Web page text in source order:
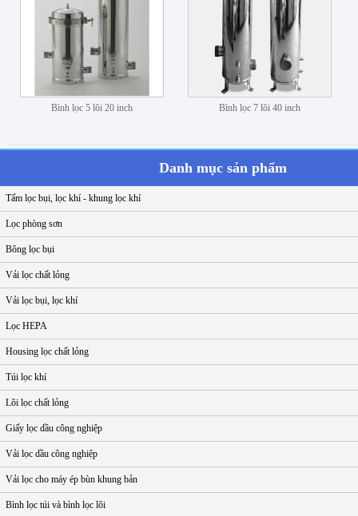
Bình lọc 5 lõi 20 inch Bình lọc 7 lõi 40 inch
Danh mục sản phẩm
Tấm lọc bụi, lọc khí - khung lọc khí
Lọc phòng sơn
Bông lọc bụi
Vải lọc chất lỏng
Vải lọc bụi, lọc khí
Lọc HEPA
Housing lọc chất lỏng
Túi lọc khí
Lõi lọc chất lỏng
Giấy lọc dầu công nghiệp
Vải lọc dầu công nghiệp
Vải lọc cho máy ép bùn khung bản
Bình lọc túi và bình lọc lõi